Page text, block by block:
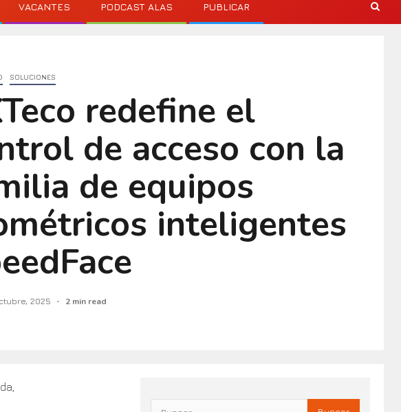
VACANTES PODCAST ALAS PUBLICAR
SOLUCIONES
redefine el
de acceso con la
de equipos
inteligentes
2025 2 min read